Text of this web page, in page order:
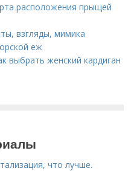
расположения прыщей
взгляды, мимика
еж
выбрать женский кардиган
что лучше.